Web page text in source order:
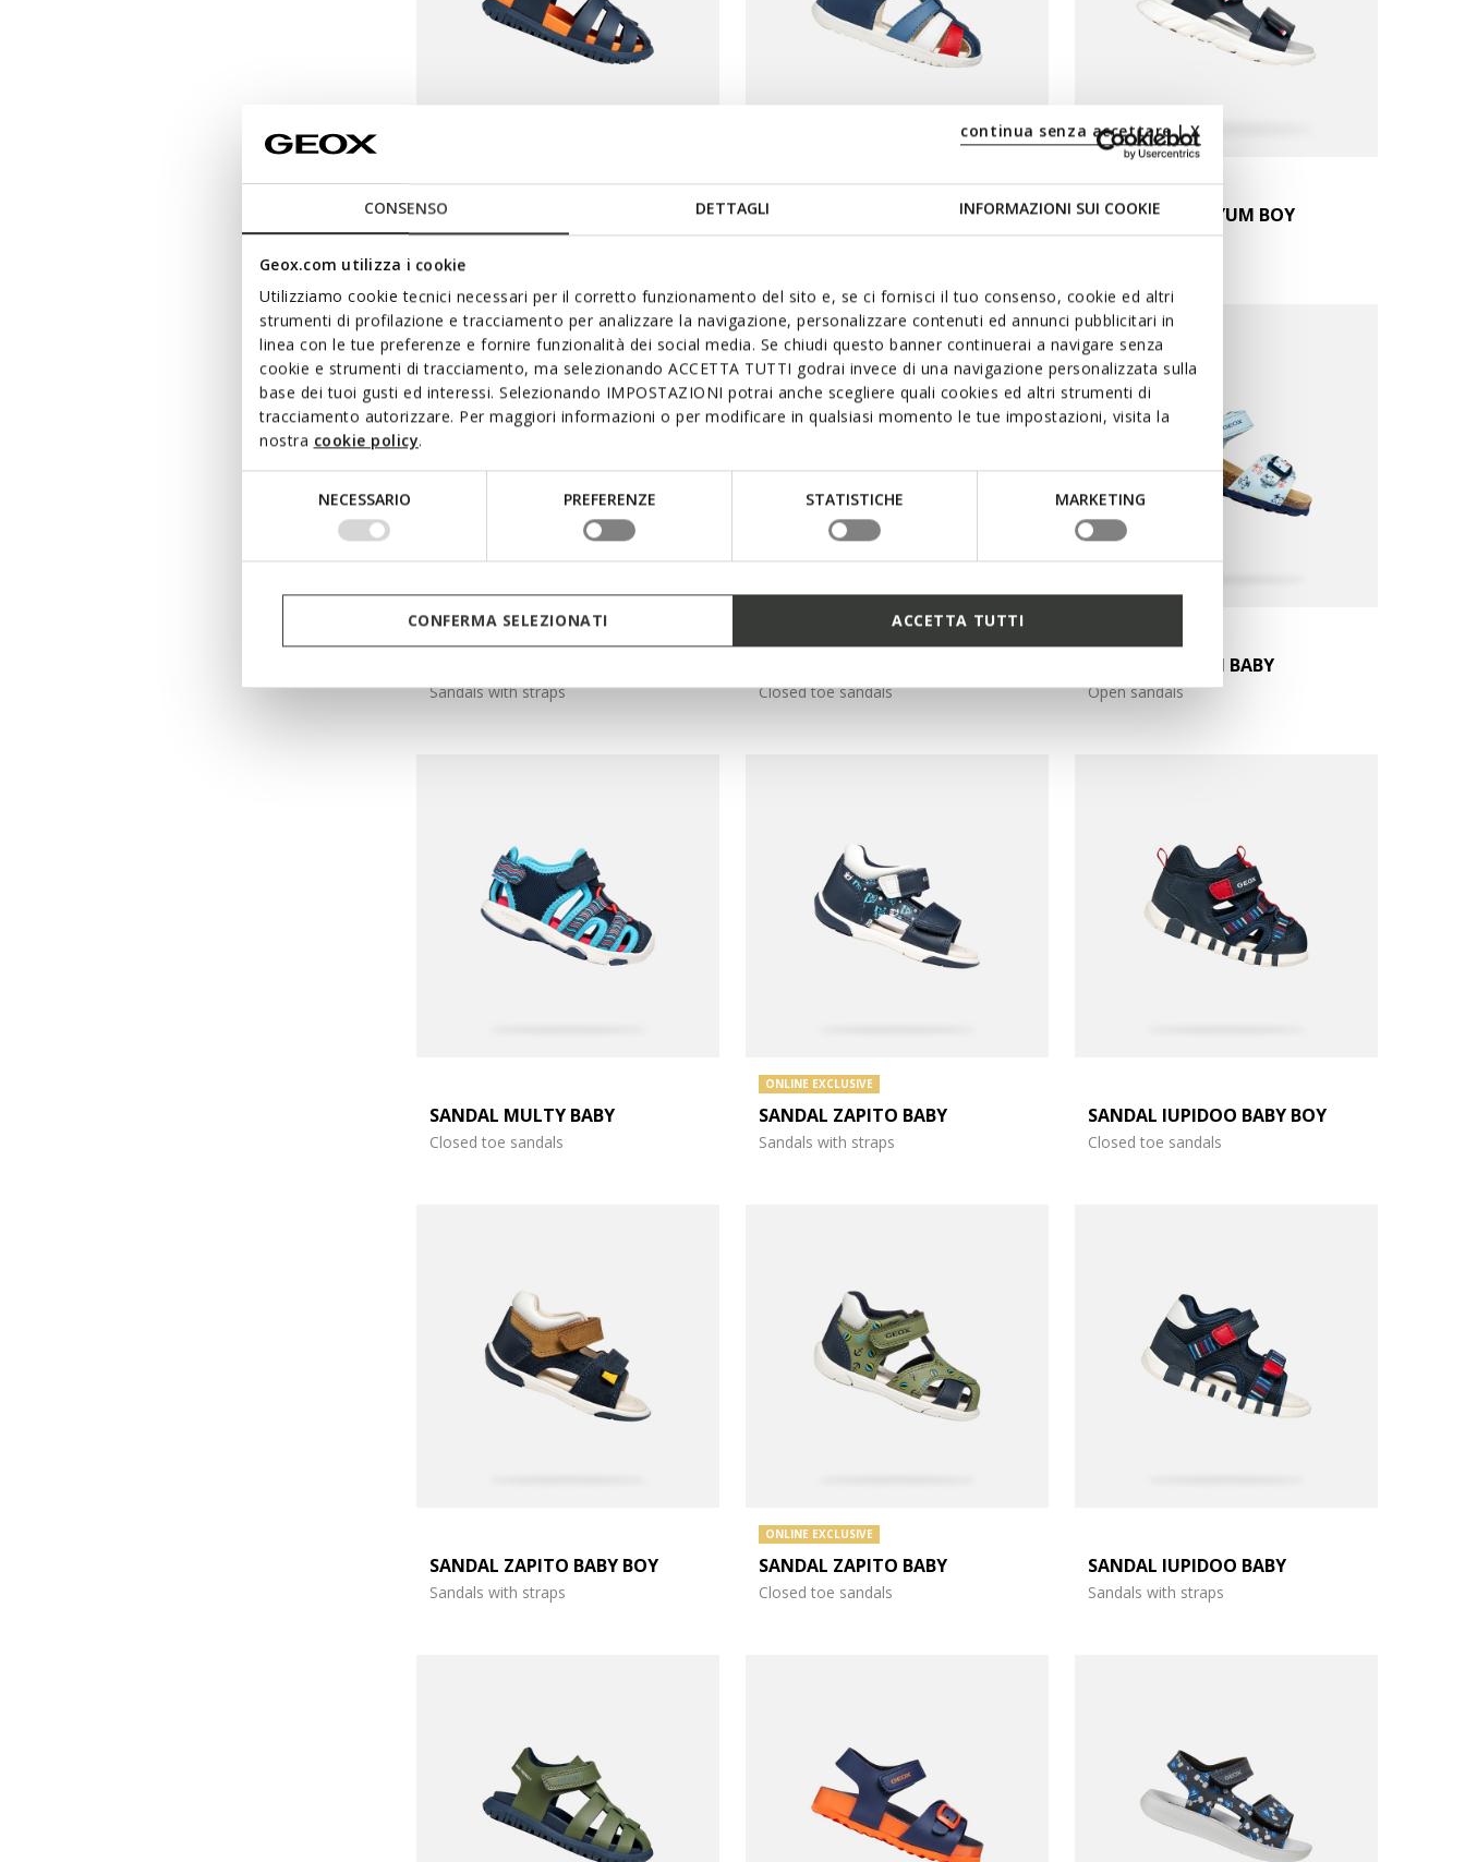
CONSENSO DETTAGLI INFORMAZIONI SUI COOKIE
Geox.com utilizza i cookie
Utilizziamo cookie tecnici necessari per il corretto funzionamento del sito e, se ci fornisci il tuo consenso, cookie ed altri
strumenti di profilazione e tracciamento per analizzare la navigazione, personalizzare contenuti ed annunci pubblicitari in
linea con le tue preferenze e fornire funzionalità dei social media. Se chiudi questo banner continuerai a navigare senza
cookie e strumenti di tracciamento, ma selezionando ACCETTA TUTTI godrai invece di una navigazione personalizzata sulla
base dei tuoi gusti ed interessi. Selezionando IMPOSTAZIONI potrai anche scegliere quali cookies ed altri strumenti di
tracciamento autorizzare. Per maggiori informazioni o per modificare in qualsiasi momento le tue impostazioni, visita la
nostra cookie policy.
NECESSARIO PREFERENZE STATISTICHE MARKETING
continua senza accettare | X
CONFERMA SELEZIONATI ACCETTA TUTTI
ONLINE EXCLUSIVE
SANDAL FUSBETTO BABY
Closed toe sandals
SANDAL MACCHIA BABY
Closed toe sandals
ONLINE EXCLUSIVE
SANDAL AIRADYUM BOY
Open sandals
Sandals with straps Closed toe sandals
SANDAL CHALKI BABY
Open sandals
SANDAL MULTY BABY
Closed toe sandals
ONLINE EXCLUSIVE
SANDAL ZAPITO BABY
Sandals with straps
SANDAL IUPIDOO BABY BOY
Closed toe sandals
SANDAL ZAPITO BABY BOY
Sandals with straps
ONLINE EXCLUSIVE
SANDAL ZAPITO BABY
Closed toe sandals
SANDAL IUPIDOO BABY
Sandals with straps